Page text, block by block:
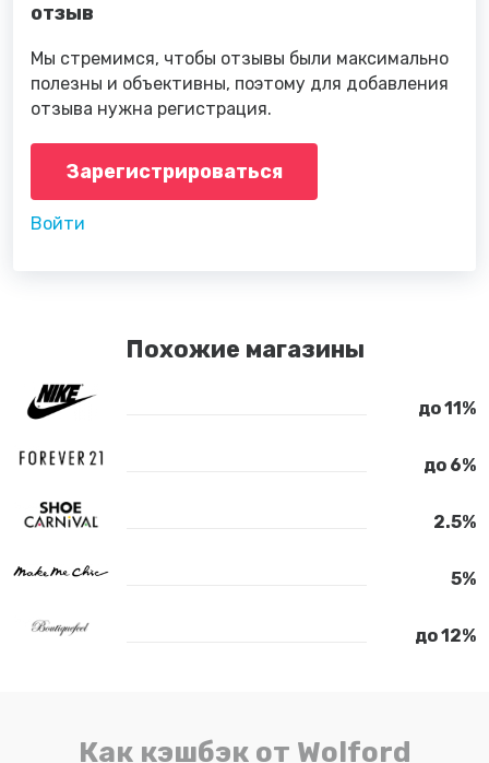
отзыв
Мы стремимся, чтобы отзывы были максимально
полезны и объективны, поэтому для добавления
отзыва нужна регистрация.
Зарегистрироваться
Войти
Похожие магазины
до 11%
до 6%
2.5%
5%
до 12%
Как кэшбэк от Wolford